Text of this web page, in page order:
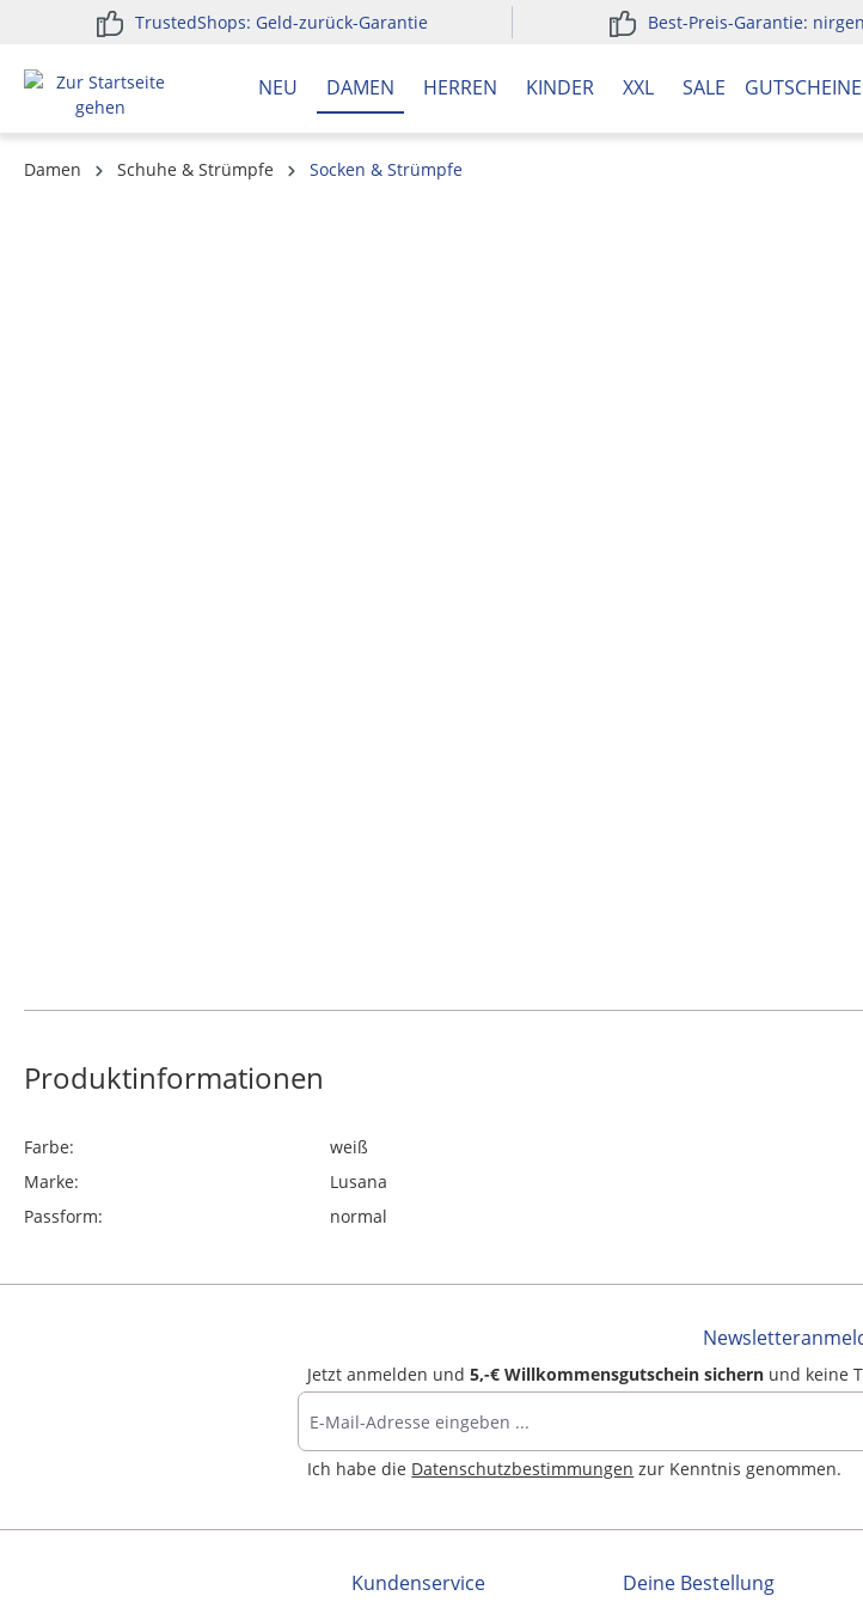
Zur Hauptnavigation springen
TrustedShops: Geld-zurück-Garantie Best-Preis-Garantie:
NEU DAMEN HERREN KINDER XXL SALE GUTSCHEINE
Damen Schuhe & Strümpfe
Socken & Strümpfe
Produktinformationen
Farbe:
weiß
Marke:
Lusana
Passform:
normal
Jetzt anmelden und5,-€ Willkommensgutschein sichern und keine
Ich habe die Datenschutzbestimmungen zur Kenntnis genommen.
Kundenservice Deine Bestellung